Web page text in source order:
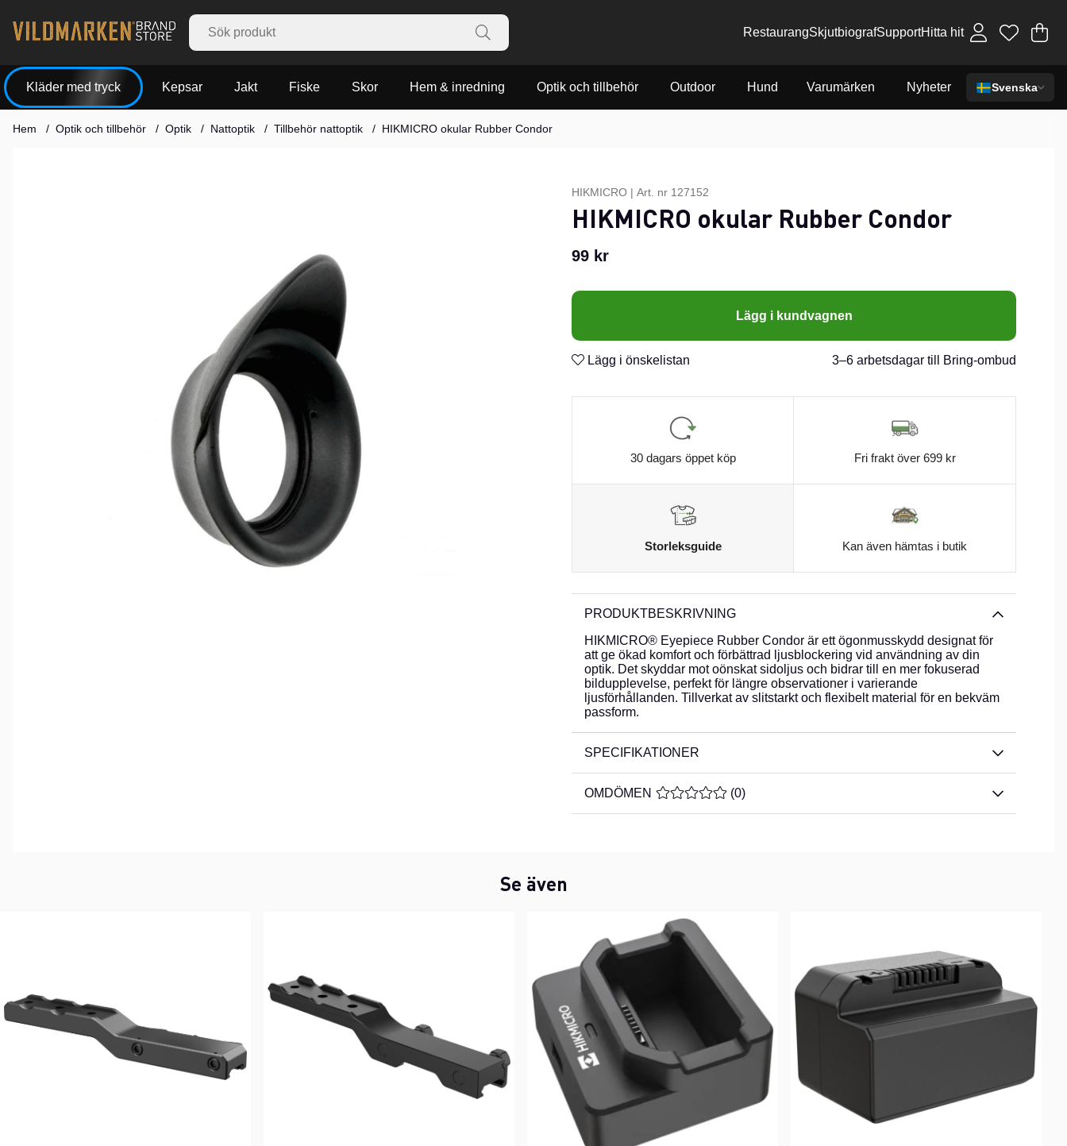
RestaurangSkjutbiografSupportHitta hit .
Kläder med tryck Kepsar Jakt Fiske Skor Hem & inredning Optik och tillbehör Outdoor Hund Varumärken Nyheter Svenska
Hem Optik och tillbehör Optik Nattoptik Tillbehör nattoptik HIKMICRO okular Rubber Condor
HIKMICRO | Art. nr 127152
HIKMICRO okular Rubber Condor
99 kr
Lägg i kundvagnen
Lägg i önskelistan 3–6 arbetsdagar till Bring-ombud
30 dagars öppet köp Fri frakt över 699 kr
Storleksguide Kan även hämtas i butik
PRODUKTBESKRIVNING
HIKMICRO® Eyepiece Rubber Condor är ett ögonmusskydd designat för
att ge ökad komfort och förbättrad ljusblockering vid användning av din
optik. Det skyddar mot oönskat sidoljus och bidrar till en mer fokuserad
bildupplevelse, perfekt för längre observationer i varierande
ljusförhållanden. Tillverkat av slitstarkt och flexibelt material för en bekväm
passform.
SPECIFIKATIONER
OMDÖMEN MEDELBETYG 0 AV 5 ANTAL BETYG 0
(0)
Se även